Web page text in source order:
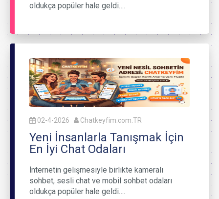
oldukça popüler hale geldi….
02-4-2026 Chatkeyfim.com.TR
Yeni İnsanlarla Tanışmak İçin
En İyi Chat Odaları
İnternetin gelişmesiyle birlikte kameralı
sohbet, sesli chat ve mobil sohbet odaları
oldukça popüler hale geldi….